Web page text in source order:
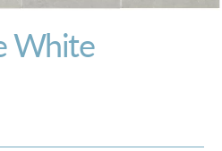
White